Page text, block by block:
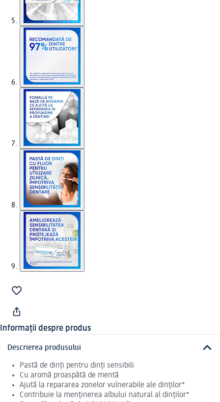
Informații despre produs
Descrierea produsului
Pastă de dinți pentru dinți sensibili
Cu aromă proaspătă de mentă
Ajută la repararea zonelor vulnerabile ale dinților*
Contribuie la menținerea albului natural al dinților*